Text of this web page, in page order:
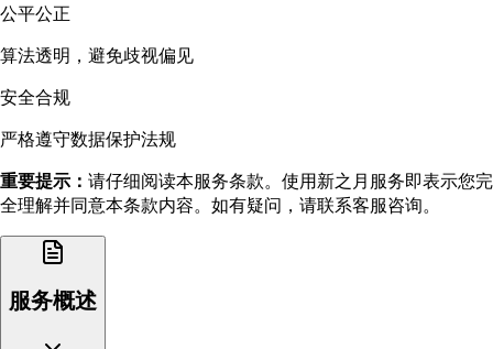
公平公正
算法透明，避免歧视偏见
安全合规
严格遵守数据保护法规
重要提示： 请仔细阅读本服务条款。使用新之月服务即表示您完
全理解并同意本条款内容。如有疑问，请联系客服咨询。
服务概述